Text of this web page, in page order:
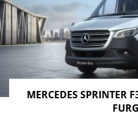
MERCEDES SPRINTER